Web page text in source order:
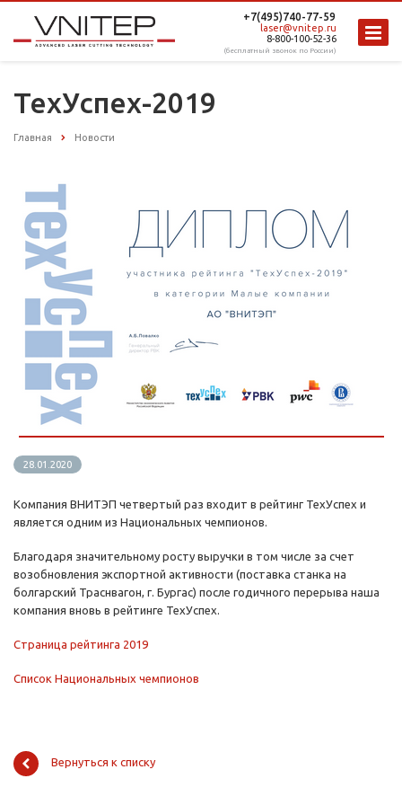
+7(495)740-77-59
laser@vnitep.ru
8-800-100-52-36
(бесплатный звонок по России)
ТехУспех-2019
Главная Новости
28.01.2020
Компания ВНИТЭП четвертый раз входит в рейтинг ТехУспех и
является одним из Национальных чемпионов.
Благодаря значительному росту выручки в том числе за счет
возобновления экспортной активности (поставка станка на
болгарский Траснвагон, г. Бургас) после годичного перерыва наша
компания вновь в рейтинге ТехУспех.
Страница рейтинга 2019
Список Национальных чемпионов
Вернуться к списку